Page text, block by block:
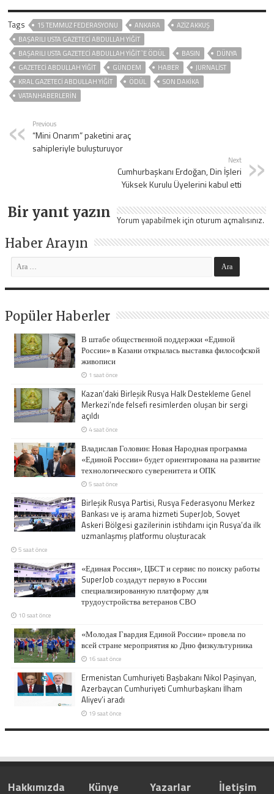
Tags 15 TEMMUZ FEDERASYONU ANKARA
AZİZ AKKUŞ
BAŞARILI USTA GAZETECİ ABDULLAH YİĞİT
BAŞARILI USTA GAZETECİ ABDULLAH YİĞİT `E ÖDÜL
BASIN
DÜNYA
GAZETECİ ABDULLAH YİĞİT
GÜNDEM HABER
JURNALIST
KRAL GAZETECİ ABDULLAH YİĞİT
ÖDÜL
SON DAKIKA
VATANHABERLERİN
Previous
“Mini Onarım” paketini araç
sahipleriyle buluşturuyor
Next
Cumhurbaşkanı Erdoğan, Din İşleri
Yüksek Kurulu Üyelerini kabul etti
Bir yanıt yazın Yorum yapabilmek için oturum açmalısınız.
Haber Arayın
Popüler Haberler
В штабе общественной поддержки «Единой
России» в Казани открылась выставка философской
живописи
1 saat önce
Kazan’daki Birleşik Rusya Halk Destekleme Genel
Merkezi’nde felsefi resimlerden oluşan bir sergi
açıldı
4 saat önce
Владислав Головин: Новая Народная программа
«Единой России» будет ориентирована на развитие
технологического суверенитета и ОПК
5 saat önce
Birleşik Rusya Partisi, Rusya Federasyonu Merkez
Bankası ve iş arama hizmeti SuperJob, Sovyet
Askeri Bölgesi gazilerinin istihdamı için Rusya’da ilk
uzmanlaşmış platformu oluşturacak
5 saat önce
«Единая Россия», ЦБСТ и сервис по поиску работы
SuperJob создадут первую в России
специализированную платформу для
трудоустройства ветеранов СВО
10 saat önce
«Молодая Гвардия Единой России» провела по
всей стране мероприятия ко Дню физкультурника
16 saat önce
Ermenistan Cumhuriyeti Başbakanı Nikol Paşinyan,
Azerbaycan Cumhuriyeti Cumhurbaşkanı İlham
Aliyev’i aradı
19 saat önce
Hakkımızda Künye Yazarlar İletişim